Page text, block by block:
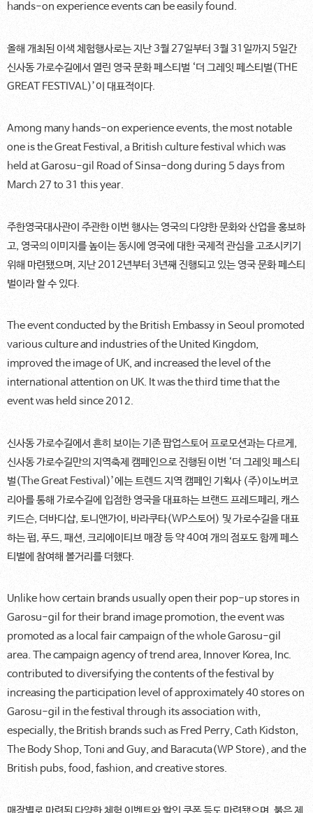
hands-on experience events can be easily found.
올해 개최된 이색 체험행사로는 지난 3월 27일부터 3월 31일까지 5일간
신사동 가로수길에서 열린 영국 문화 페스티벌 ‘더 그레잇 페스티벌(THE
GREAT FESTIVAL)’이 대표적이다.
Among many hands-on experience events, the most notable
one is the Great Festival, a British culture festival which was
held at Garosu-gil Road of Sinsa-dong during 5 days from
March 27 to 31 this year.
주한영국대사관이 주관한 이번 행사는 영국의 다양한 문화와 산업을 홍보하
고, 영국의 이미지를 높이는 동시에 영국에 대한 국제적 관심을 고조시키기
위해 마련됐으며, 지난 2012년부터 3년째 진행되고 있는 영국 문화 페스티
벌이라 할 수 있다.
The event conducted by the British Embassy in Seoul promoted
various culture and industries of the United Kingdom,
improved the image of UK, and increased the level of the
international attention on UK. It was the third time that the
event was held since 2012.
신사동 가로수길에서 흔히 보이는 기존 팝업스토어 프로모션과는 다르게,
신사동 가로수길만의 지역축제 캠페인으로 진행된 이번 ‘더 그레잇 페스티
벌(The Great Festival)’에는 트렌드 지역 캠페인 기획사 (주)이노버코
리아를 통해 가로수길에 입점한 영국을 대표하는 브랜드 프레드페리, 캐스
키드슨, 더바디샵, 토니앤가이, 바라쿠타(WP스토어) 및 가로수길을 대표
하는 펍, 푸드, 패션, 크리에이티브 매장 등 약 40여 개의 점포도 함께 페스
티벌에 참여해 볼거리를 더했다.
Unlike how certain brands usually open their pop-up stores in
Garosu-gil for their brand image promotion, the event was
promoted as a local fair campaign of the whole Garosu-gil
area. The campaign agency of trend area, Innover Korea, Inc.
contributed to diversifying the contents of the festival by
increasing the participation level of approximately 40 stores on
Garosu-gil in the festival through its association with,
especially, the British brands such as Fred Perry, Cath Kidston,
The Body Shop, Toni and Guy, and Baracuta(WP Store), and the
British pubs, food, fashion, and creative stores.